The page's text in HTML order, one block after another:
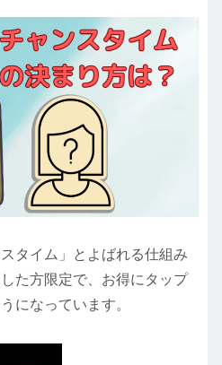
タイム」とよばれる仕組み
た方限定で、お得にタップ
になっています。